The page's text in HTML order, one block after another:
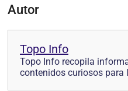
Autor
Topo Info
Topo Info recopila
contenidos curiosos para